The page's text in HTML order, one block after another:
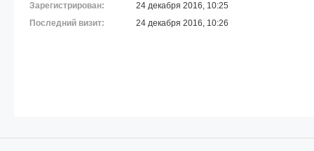
Зарегистрирован:
24 декабря 2016, 10:25
Последний визит:
24 декабря 2016, 10:26